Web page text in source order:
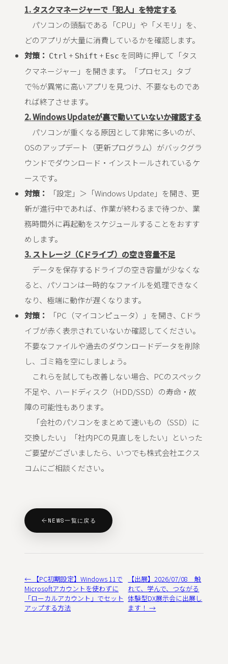
1. タスクマネージャーで「犯人」を特定する
パソコンの頭脳である「CPU」や「メモリ」を、
どのアプリが大量に消費しているかを確認します。
対策： Ctrl + Shift + Esc を同時に押して「タス
クマネージャー」を開きます。「プロセス」タブ
で％が異常に高いアプリを見つけ、不要なものであ
れば終了させます。
2. Windows Updateが裏で動いていないか確認する
パソコンが重くなる原因として非常に多いのが、
OSのアップデート（更新プログラム）がバックグラ
ウンドでダウンロード・インストールされているケ
ースです。
対策：
「設定」＞「Windows Update」を開き、更
新が進行中であれば、作業が終わるまで待つか、業
務時間外に再起動をスケジュールすることをおすす
めします。
3. ストレージ（Cドライブ）の空き容量不足
データを保存するドライブの空き容量が少なくな
ると、パソコンは一時的なファイルを処理できなく
なり、極端に動作が遅くなります。
対策：
「PC（マイコンピュータ）」を開き、Cドラ
イブが赤く表示されていないか確認してください。
不要なファイルや過去のダウンロードデータを削除
し、ゴミ箱を空にしましょう。
これらを試しても改善しない場合、PCのスペック
不足や、ハードディスク（HDD/SSD）の寿命・故
障の可能性もあります。
「会社のパソコンをまとめて速いもの（SSD）に
交換したい」「社内PCの見直しをしたい」といった
ご要望がございましたら、いつでも株式会社エクス
コムにご相談ください。
NEWS一覧に戻る
← 【PC初期設定】Windows 11で
Microsoftアカウントを使わずに
「ローカルアカウント」でセット
アップする方法
【出展】2026/07/08 触
れて、学んで、つながる
体験型DX展示会に出展し
ます！ →